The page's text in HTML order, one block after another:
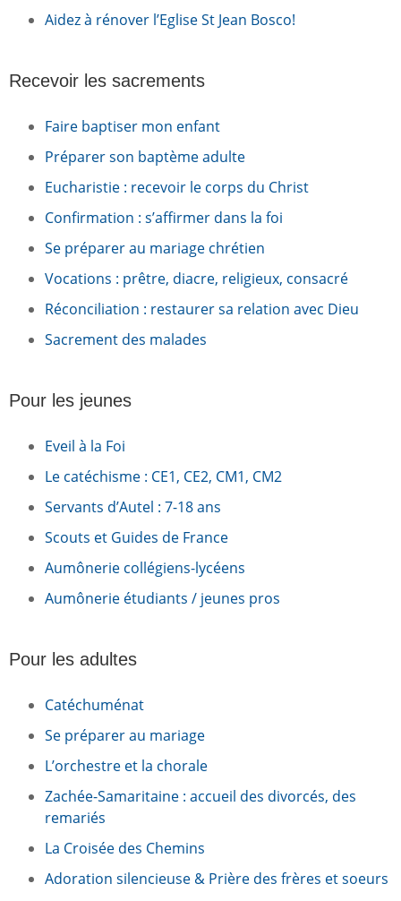
Aidez à rénover l’Eglise St Jean Bosco!
Recevoir les sacrements
Faire baptiser mon enfant
Préparer son baptème adulte
Eucharistie : recevoir le corps du Christ
Confirmation : s’affirmer dans la foi
Se préparer au mariage chrétien
Vocations : prêtre, diacre, religieux, consacré
Réconciliation : restaurer sa relation avec Dieu
Sacrement des malades
Pour les jeunes
Eveil à la Foi
Le catéchisme : CE1, CE2, CM1, CM2
Servants d’Autel : 7-18 ans
Scouts et Guides de France
Aumônerie collégiens-lycéens
Aumônerie étudiants / jeunes pros
Pour les adultes
Catéchuménat
Se préparer au mariage
L’orchestre et la chorale
Zachée-Samaritaine : accueil des divorcés, des
remariés
La Croisée des Chemins
Adoration silencieuse & Prière des frères et soeurs